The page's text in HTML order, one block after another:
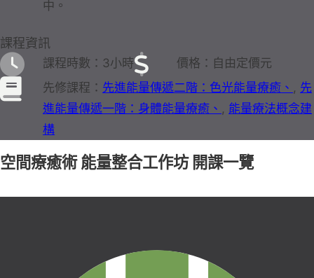
中。
課程資訊
課程時數：3小時
價格：自由定價元
先修課程： 先進能量傳遞二階：色光能量療癒 , 先
進能量傳遞一階：身體能量療癒
, 能量療法概念建
構
空間療癒術 能量整合工作坊 開課一覽